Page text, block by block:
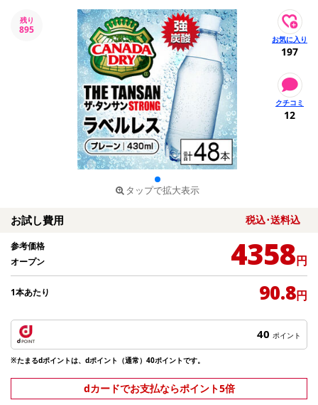
残り
895
タップで拡大表示
197
12
お試し費用 税込･送料込
参考価格
オープン
4358円
1本あたり 90.8円
40 ポイント
※たまるdポイントは、dポイント（通常）40ポイントです。
dカードでお支払ならポイント5倍